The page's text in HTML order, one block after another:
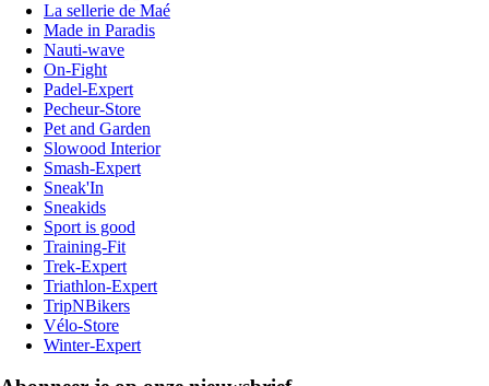
La sellerie de Maé
Made in Paradis
Nauti-wave
On-Fight
Padel-Expert
Pecheur-Store
Pet and Garden
Slowood Interior
Smash-Expert
Sneak'In
Sneakids
Sport is good
Training-Fit
Trek-Expert
Triathlon-Expert
TripNBikers
Vélo-Store
Winter-Expert